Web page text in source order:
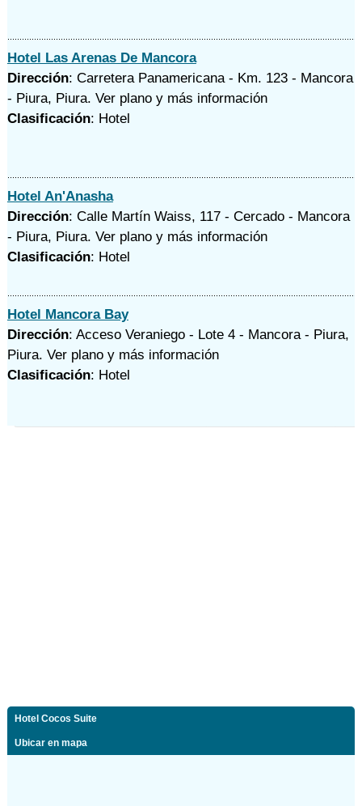
Hotel Las Arenas De Mancora
Dirección: Carretera Panamericana - Km. 123 - Mancora
- Piura, Piura. Ver plano y más información
Clasificación: Hotel
Hotel An'Anasha
Dirección: Calle Martín Waiss, 117 - Cercado - Mancora
- Piura, Piura. Ver plano y más información
Clasificación: Hotel
Hotel Mancora Bay
Dirección: Acceso Veraniego - Lote 4 - Mancora - Piura,
Piura. Ver plano y más información
Clasificación: Hotel
Hotel Cocos Suite
Ubicar en mapa